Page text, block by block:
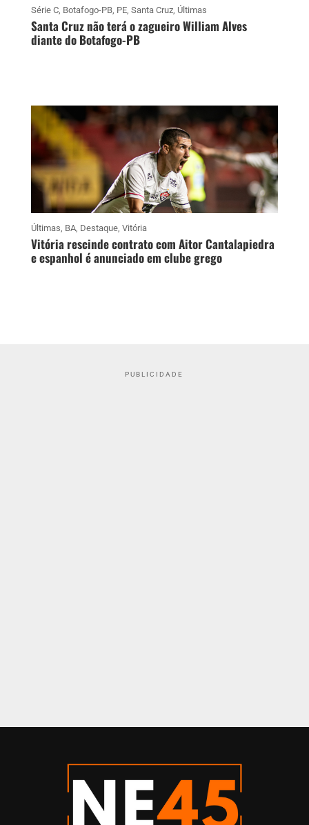
Série C, Botafogo-PB, PE, Santa Cruz, Últimas
Santa Cruz não terá o zagueiro William Alves
diante do Botafogo-PB
Últimas, BA, Destaque, Vitória
Vitória rescinde contrato com Aitor Cantalapiedra
e espanhol é anunciado em clube grego
PUBLICIDADE